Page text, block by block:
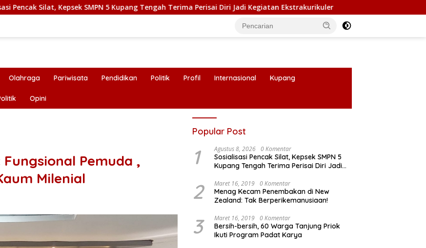
SMPN 5 Kupang Tengah Terima Perisai Diri Jadi Kegiatan Ekstrakurikuler Fiskal NTT Sedang Sulit, Kritik
Olahraga Pariwisata Pendidikan Politik Profil Internasional Kupang
Opini
Pemuda ,
Milenial
Popular Post
1 Agustus 8, 2026 0 Komentar
Sosialisasi Pencak Silat, Kepsek SMPN 5
Kupang Tengah Terima Perisai Diri Jadi
2 Maret 16, 2019 0 Komentar
Menag Kecam Penembakan di New
Zealand: Tak Berperikemanusiaan!
3 Maret 16, 2019 0 Komentar
Bersih-bersih, 60 Warga Tanjung Priok
Ikuti Program Padat Karya